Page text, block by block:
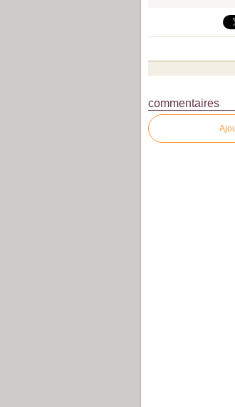
commentaires